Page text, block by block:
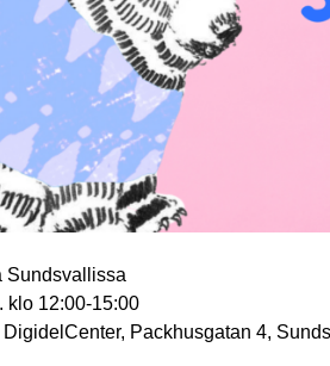
Sundsvallissa
klo 12:00-15:00
Packhusgatan 4,